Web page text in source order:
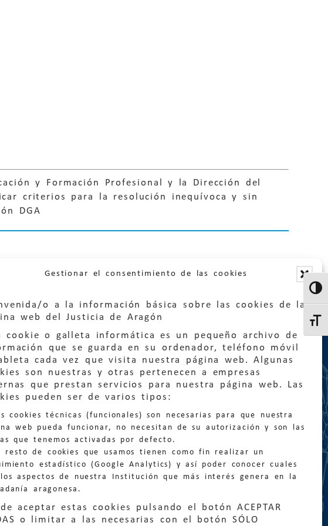
Gestionar el consentimiento de las cookies
o a la información básica sobre las cookies de la
web del Justicia de Aragón
cookie o galleta informática es un pequeño archivo de
que se guarda en su ordenador, teléfono móvil
cada vez que visita nuestra página web. Algunas
son nuestras y otras pertenecen a empresas
que prestan servicios para nuestra página web. Las
pueden ser de varios tipos:
cookies técnicas (funcionales) son necesarias para que nuestra
web pueda funcionar, no necesitan de su autorización y son las
que tenemos activadas por defecto.
resto de cookies que usamos tienen como fin realizar un
estadístico (Google Analytics) y así poder conocer cuales
aspectos de nuestra Institución que más interés genera en la
aragonesa.
aceptar estas cookies pulsando el botón ACEPTAR
o limitar a las necesarias con el botón SÓLO
y Formación Profesional y la Dirección del
criterios para la resolución inequívoca y sin
DGA
Quejas:quejas@eljusticiadearagon.es
Información general:
informacion@eljusticiadearagon.es
Teléfonos: 900 210 210/ 976 399 354